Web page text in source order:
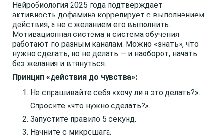
Нейробиология 2025 года подтверждает:
активность дофамина коррелирует с выполнением
действия, а не с желанием его выполнить.
Мотивационная система и система обучения
работают по разным каналам. Можно «знать», что
нужно сделать, но не делать — и наоборот, начать
без желания и втянуться.
Принцип «действия до чувства»:
Не спрашивайте себя «хочу ли я это делать?».
Спросите «что нужно сделать?».
Запустите правило 5 секунд.
Начните с микрошага.